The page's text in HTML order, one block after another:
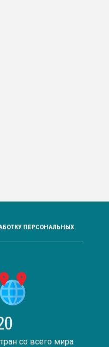
ПЕРСОНАЛЬНЫХ
со всего мира